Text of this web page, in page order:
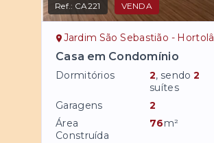
Ref.: CA221 VENDA
Jardim São Sebastião - Hortolândia/SP
Casa em Condomínio
Dormitórios 2, sendo2
suítes
Garagens
2
Área
Construída
76m²